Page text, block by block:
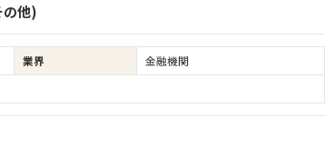
の他)
業界
金融機関